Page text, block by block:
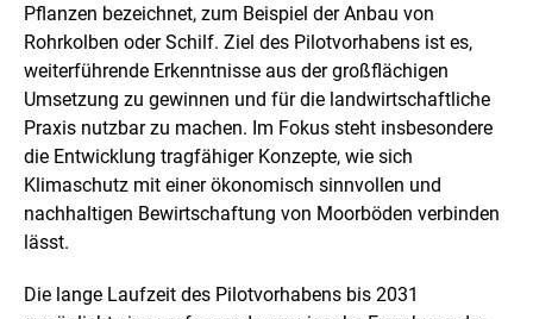
Pflanzen bezeichnet, zum Beispiel der Anbau von
Rohrkolben oder Schilf. Ziel des Pilotvorhabens ist es,
weiterführende Erkenntnisse aus der großflächigen
Umsetzung zu gewinnen und für die landwirtschaftliche
Praxis nutzbar zu machen. Im Fokus steht insbesondere
die Entwicklung tragfähiger Konzepte, wie sich
Klimaschutz mit einer ökonomisch sinnvollen und
nachhaltigen Bewirtschaftung von Moorböden verbinden
lässt.
Die lange Laufzeit des Pilotvorhabens bis 2031